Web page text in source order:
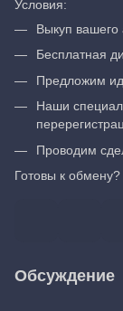
Условия:
Выкуп
Бесплатная
Предложим
Наши
Проводим
Готовы к
Обсуждение